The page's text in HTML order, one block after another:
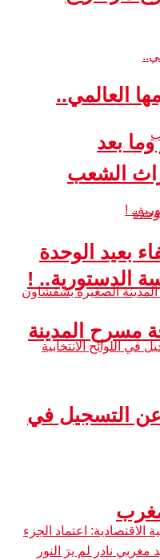
الدستورية.. !
عن التسجيل في
العالمي..
الشعب
بعيد الوحدة
مسرح المدينة